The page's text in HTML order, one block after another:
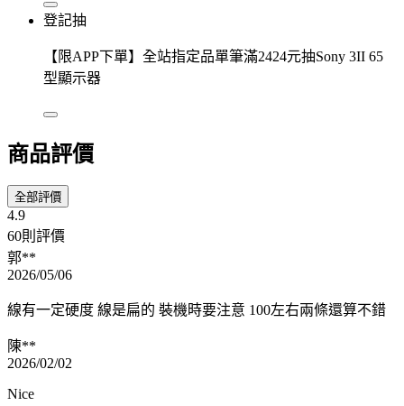
登記抽
【限APP下單】全站指定品單筆滿2424元抽Sony 3II 65
型顯示器
商品評價
全部評價
4.9
60則評價
郭**
2026/05/06
線有一定硬度 線是扁的 裝機時要注意 100左右兩條還算不錯
陳**
2026/02/02
Nice